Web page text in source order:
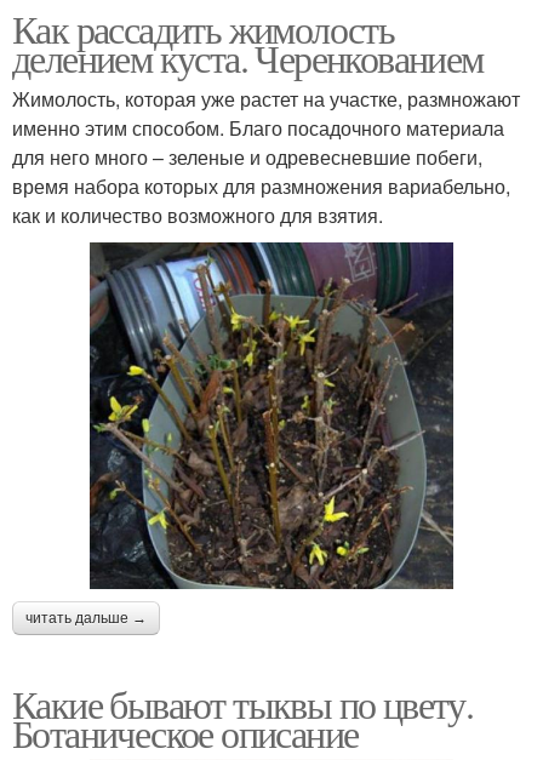
Как рассадить жимолость
делением куста. Черенкованием
Жимолость, которая уже растет на участке, размножают
именно этим способом. Благо посадочного материала
для него много – зеленые и одревесневшие побеги,
время набора которых для размножения вариабельно,
как и количество возможного для взятия.
читать дальше →
Какие бывают тыквы по цвету.
Ботаническое описание